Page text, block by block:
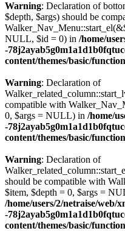
Warning: Declaration of
$depth, $args) should be
NULL, $id = 0) in /home/
-
content/themes/basic/
Warning: Declaration of
compatible with
0, $args = NULL) in /home/
-
content/themes/basic/
Warning: Declaration of
should be compatible with
$item, $depth = 0, $args =
/home/users/2/netraise/web/
-
content/themes/basic/